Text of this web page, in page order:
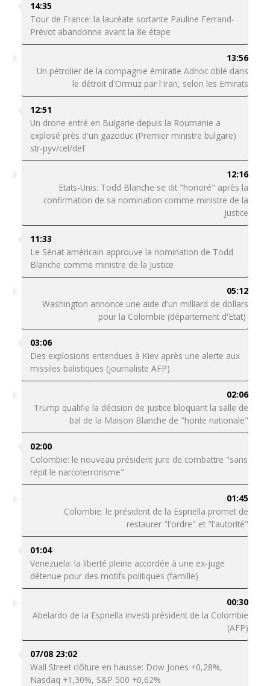
14:35
Tour de France: la lauréate sortante Pauline Ferrand-
Prévot abandonne avant la 8e étape
13:56
Un pétrolier de la compagnie émiratie Adnoc ciblé dans
le détroit d'Ormuz par l'Iran, selon les Emirats
12:51
Un drone entré en Bulgarie depuis la Roumanie a
explosé près d'un gazoduc (Premier ministre bulgare)
str-pyv/cel/def
12:16
Etats-Unis: Todd Blanche se dit "honoré" après la
confirmation de sa nomination comme ministre de la
Justice
11:33
Le Sénat américain approuve la nomination de Todd
Blanche comme ministre de la Justice
05:12
Washington annonce une aide d'un milliard de dollars
pour la Colombie (département d'Etat)
03:06
Des explosions entendues à Kiev après une alerte aux
missiles balistiques (journaliste AFP)
02:06
Trump qualifie la décision de justice bloquant la salle de
bal de la Maison Blanche de "honte nationale"
02:00
Colombie: le nouveau président jure de combattre "sans
répit le narcoterrorisme"
01:45
Colombie: le président de la Espriella promet de
restaurer "l'ordre" et "l'autorité"
01:04
Venezuela: la liberté pleine accordée à une ex-juge
détenue pour des motifs politiques (famille)
00:30
Abelardo de la Espriella investi président de la Colombie
(AFP)
07/08 23:02
Wall Street clôture en hausse: Dow Jones +0,28%,
Nasdaq +1,30%, S&P 500 +0,62%